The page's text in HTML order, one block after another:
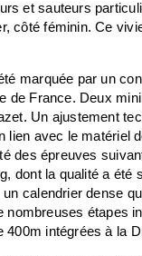
et sauteurs
côté féminin. Ce
marquée par un
de France. Deux
Un ajustement
avec le matériel
des épreuves
dont la qualité a été
calendrier dense
étapes
intégrées à la